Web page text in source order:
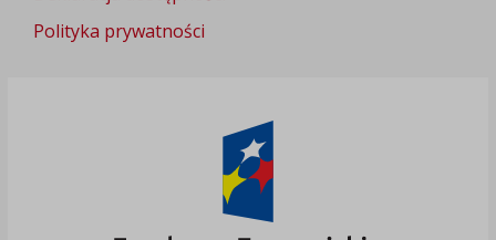
Polityka prywatności